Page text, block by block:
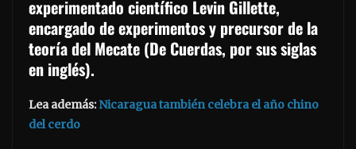
experimentado científico Levin Gillette,
encargado de experimentos y precursor de la
teoría del Mecate (De Cuerdas, por sus siglas
en inglés).
Lea además:Nicaragua también celebra el año chino
del cerdo